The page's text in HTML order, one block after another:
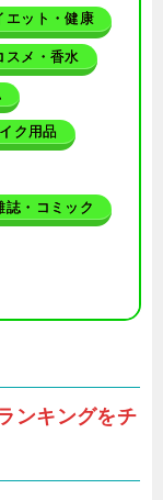
エット・健康
スメ・香水
ク用品
誌・コミック
ンキングをチ